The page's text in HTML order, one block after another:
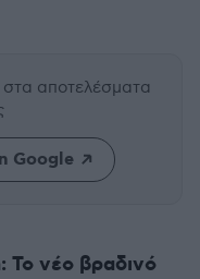
στα αποτελέσματα
Google
Το νέο βραδινό